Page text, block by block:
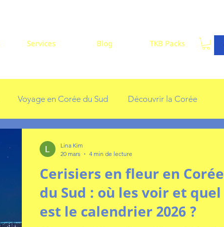
Services Blog TKB Packs
Voyage en Corée du Sud Découvrir la Corée
Cerisiers en fleur en Corée
du Sud : où les voir et quel
est le calendrier 2026 ?
Lina Kim
20 mars
4 min de lecture